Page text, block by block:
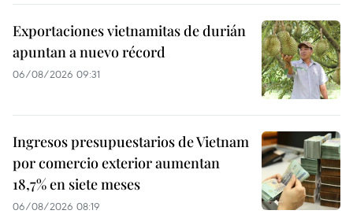
Exportaciones vietnamitas de durián
apuntan a nuevo récord
06/08/2026 09:31
Ingresos presupuestarios de Vietnam
por comercio exterior aumentan
18,7% en siete meses
06/08/2026 08:19